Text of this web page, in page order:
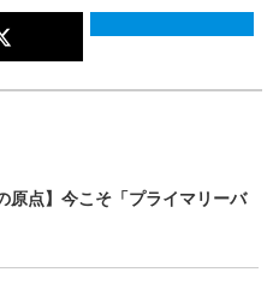
原点】今こそ「プライマリーバ